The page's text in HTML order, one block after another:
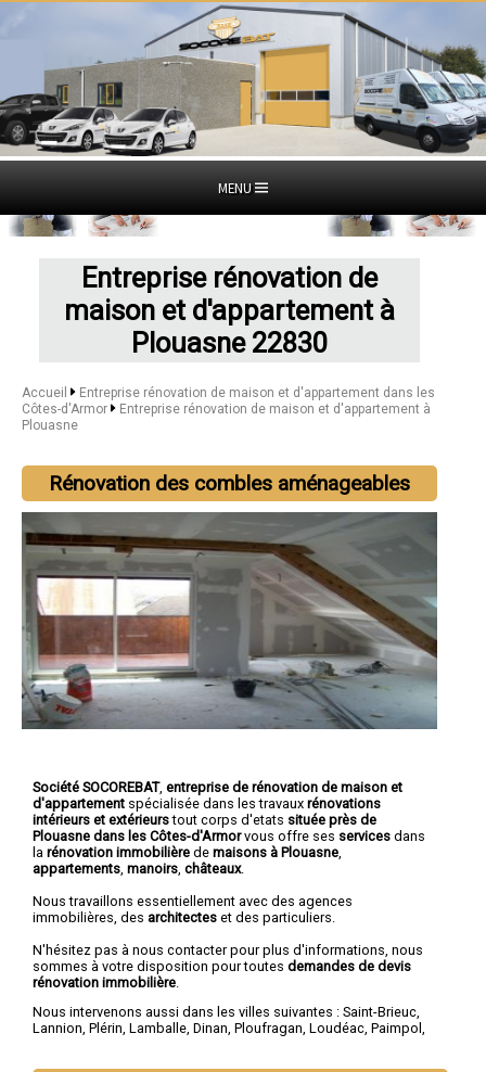
MENU
Entreprise rénovation de
maison et d'appartement à
Plouasne 22830
Accueil
Entreprise rénovation de maison et d'appartement dans les
Côtes-d'Armor
Entreprise rénovation de maison et d'appartement à
Plouasne
Rénovation des combles aménageables
Société SOCOREBAT, entreprise de rénovation de maison et
d'appartement spécialisée dans les travaux rénovations
intérieurs et extérieurstout corps d'etats située près de
Plouasne dans les Côtes-d'Armorvous offre ses services dans
la rénovation immobilière de maisons à Plouasne
appartements manoirs châteaux.
Nous travaillons essentiellement avec des agences
immobilières, des architectes et des particuliers.
N'hésitez pas à nous contacter pour plus d'informations, nous
sommes à votre disposition pour toutes demandes de devis
rénovation immobilière
Nous intervenons aussi dans les villes suivantes : Saint-Brieuc,
Lannion, Plérin, Lamballe, Dinan, Ploufragan, Loudéac, Paimpol ,